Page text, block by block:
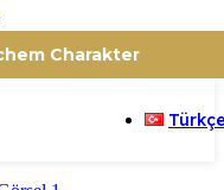
Charakter